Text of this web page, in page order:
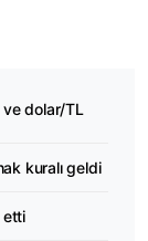
ve dolar/TL
kuralı geldi
etti